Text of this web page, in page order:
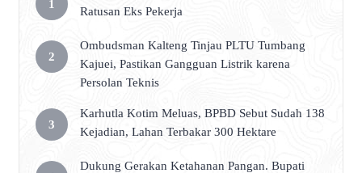
Ratusan Eks Pekerja
Ombudsman Kalteng Tinjau PLTU Tumbang
Kajuei, Pastikan Gangguan Listrik karena
Persolan Teknis
Karhutla Kotim Meluas, BPBD Sebut Sudah 138
Kejadian, Lahan Terbakar 300 Hektare
Dukung Gerakan Ketahanan Pangan. Bupati